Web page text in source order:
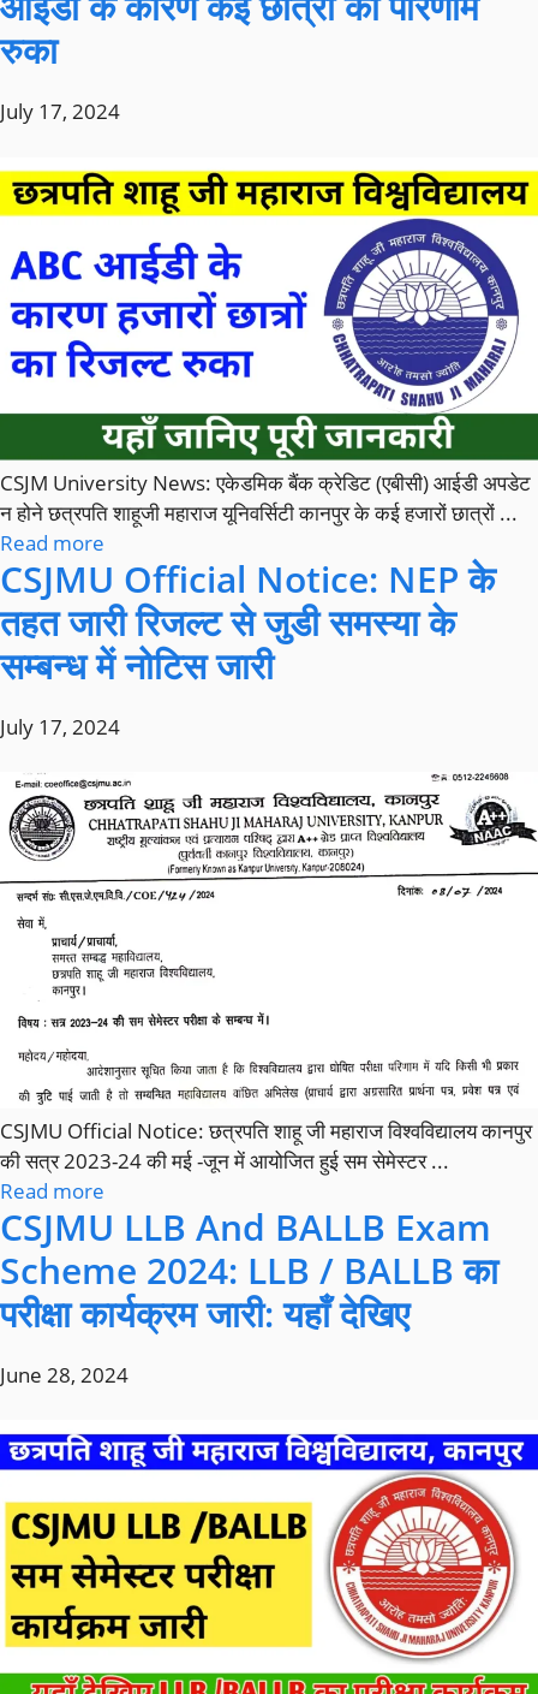
रुका
July 17, 2024
CSJM University News: एकेडमिक बैंक क्रेडिट (एबीसी) आईडी अपडेट
न होने छत्रपति शाहूजी महाराज यूनिवर्सिटी कानपुर के कई हजारों छात्रों ...
Read more
CSJMU Official Notice: NEP के
तहत जारी रिजल्ट से जुडी समस्या के
सम्बन्ध में नोटिस जारी
July 17, 2024
CSJMU Official Notice: छत्रपति शाहू जी महाराज विश्वविद्यालय कानपुर
की सत्र 2023-24 की मई -जून में आयोजित हुई सम सेमेस्टर ...
Read more
CSJMU LLB And BALLB Exam
Scheme 2024: LLB / BALLB का
परीक्षा कार्यक्रम जारी: यहाँ देखिए
June 28, 2024